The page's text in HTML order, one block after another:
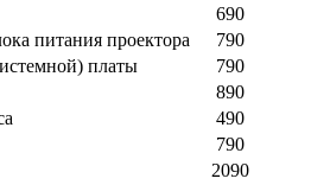
690
питания проектора
790
платы
790
890
490
790
2090